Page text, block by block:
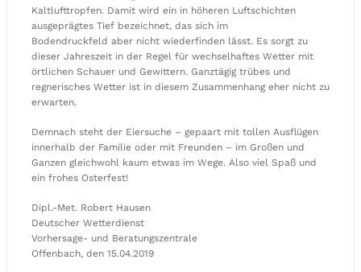
Kaltlufttropfen. Damit wird ein in höheren Luftschichten
ausgeprägtes Tief bezeichnet, das sich im
Bodendruckfeld aber nicht wiederfinden lässt. Es sorgt zu
dieser Jahreszeit in der Regel für wechselhaftes Wetter mit
örtlichen Schauer und Gewittern. Ganztägig trübes und
regnerisches Wetter ist in diesem Zusammenhang eher nicht zu
erwarten.
Demnach steht der Eiersuche – gepaart mit tollen Ausflügen
innerhalb der Familie oder mit Freunden – im Großen und
Ganzen gleichwohl kaum etwas im Wege. Also viel Spaß und
ein frohes Osterfest!
Dipl.-Met. Robert Hausen
Deutscher Wetterdienst
Vorhersage- und Beratungszentrale
Offenbach, den 15.04.2019